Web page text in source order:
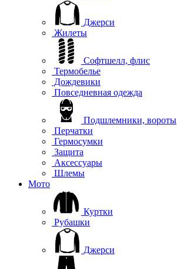
Джерси
Жилеты
Софтшелл, флис
Термобелье
Дождевики
Повседневная одежда
Подшлемники, вороты
Перчатки
Гермосумки
Защита
Аксессуары
Шлемы
Мото
Куртки
Рубашки
Джерси